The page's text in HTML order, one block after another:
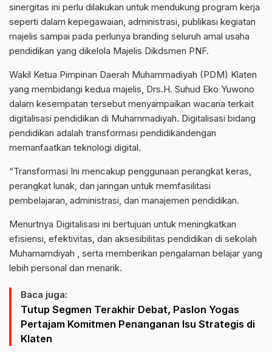
sinergitas ini perlu dilakukan untuk mendukung program kerja
seperti dalam kepegawaian, administrasi, publikasi kegiatan
majelis sampai pada perlunya branding seluruh amal usaha
pendidikan yang dikelola Majelis Dikdsmen PNF.
Wakil Ketua Pimpinan Daerah Muhammadiyah (PDM) Klaten
yang membidangi kedua majelis, Drs.H. Suhud Eko Yuwono
dalam kesempatan tersebut menyampaikan wacana terkait
digitalisasi pendidikan di Muhammadiyah. Digitalisasi bidang
pendidikan adalah transformasi pendidikandengan
memanfaatkan teknologi digital.
“Transformasi Ini mencakup penggunaan perangkat keras,
perangkat lunak, dan jaringan untuk memfasilitasi
pembelajaran, administrasi, dan manajemen pendidikan.
Menurtnya Digitalisasi ini bertujuan untuk meningkatkan
efisiensi, efektivitas, dan aksesibilitas pendidikan di sekolah
Muhamamdiyah , serta memberikan pengalaman belajar yang
lebih personal dan menarik.
Baca juga:
Tutup Segmen Terakhir Debat, Paslon Yogas
Pertajam Komitmen Penanganan Isu Strategis di
Klaten